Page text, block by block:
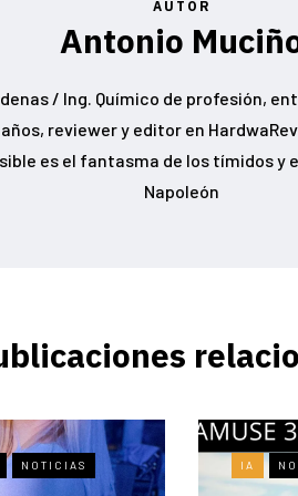
AUTOR
Antonio
/ Ing. Químico de profesión,
años, reviewer y editor en
es el fantasma de los tímidos y
Napoleón
NOTICIAS IA